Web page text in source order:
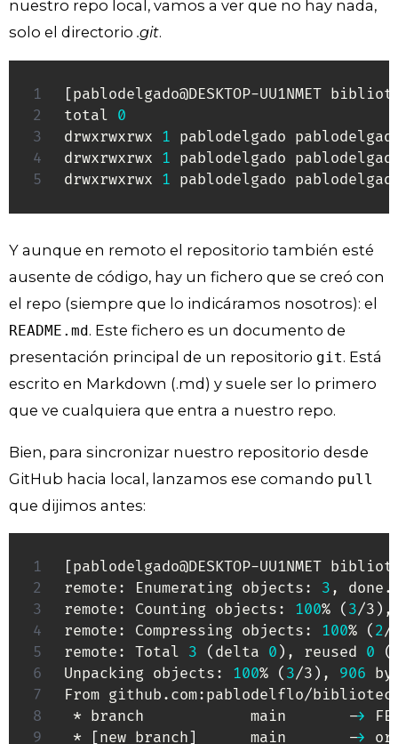
nuestro repo local, vamos a ver que no hay nada,
solo el directorio .git.
[pablodelgado@DESKTOP-UU1NMET
total 0
drwxrwxrwx 1 pablodelgado
drwxrwxrwx 1 pablodelgado
drwxrwxrwx 1 pablodelgado
Y aunque en remoto el repositorio también esté
ausente de código, hay un fichero que se creó con
el repo (siempre que lo indicáramos nosotros): el
README.md . Este fichero es un documento de
presentación principal de un repositorio git. Está
escrito en Markdown (.md) y suele ser lo primero
que ve cualquiera que entra a nuestro repo.
Bien, para sincronizar nuestro repositorio desde
GitHub hacia local, lanzamos ese comando pull
que dijimos antes:
[ pablodelgado@DESKTOP-UU1NMET
remote: Enumerating objects: 3 , done.
remote: Counting objects: 100% ( 3/3 ) ,
remote: Compressing objects: 100% ( 2/
remote: Total 3 ( delta 0 ) , reused 0 (
Unpacking objects: 100% ( 3/3 ) , 906
From github.com:pablodelflo/
* branch            main       ->
*
[ new branch ]
      main       -
>